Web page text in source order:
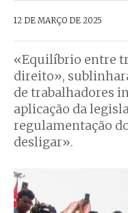
12 DE MARÇO DE 2025
«Equilíbrio entre
direito»,
de trabalhadores
aplicação da
regulamentação
desligar».